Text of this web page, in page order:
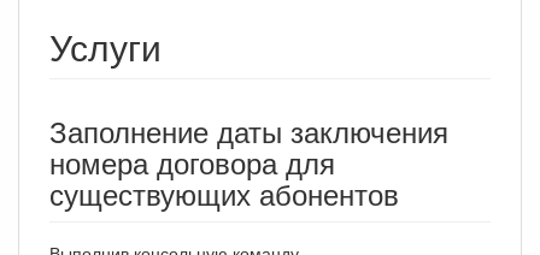
Услуги
Заполнение даты заключения
номера договора для
существующих абонентов